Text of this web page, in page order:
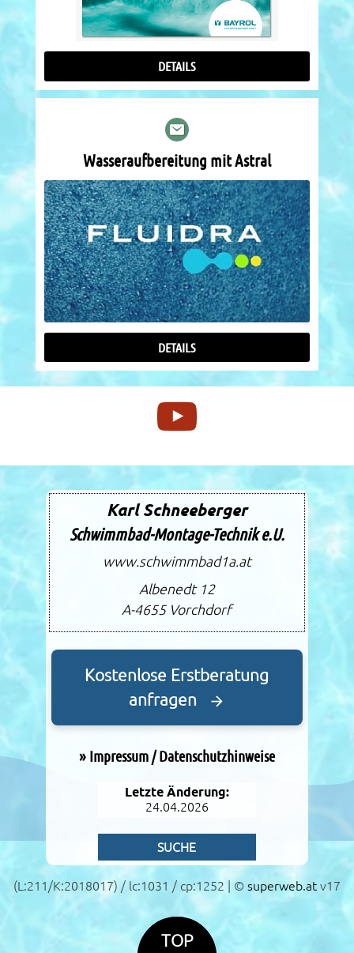
DETAILS
Wasseraufbereitung mit Astral
DETAILS
Karl Schneeberger
Schwimmbad-Montage-Technik e.U.
www.schwimmbad1a.at
Albenedt 12
A-4655 Vorchdorf
Kostenlose Erstberatung
anfragen
» Impressum / Datenschutzhinweise
Letzte Änderung:
24.04.2026
SUCHE
TOP
(L:211/K:2018017) / lc:1031 / cp:1252 | © superweb.at v17